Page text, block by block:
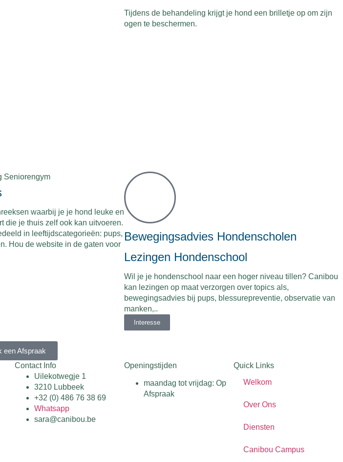
Tijdens de behandeling krijgt je hond een brilletje op om zijn
ogen te beschermen.
Seniorengym
waarbij je je hond leuke en
die je thuis zelf ook kan uitvoeren.
in leeftijdscategorieën: pups,
Hou de website in de gaten voor
Bewegingsadvies Hondenscholen
Lezingen Hondenschool
Wil je je hondenschool naar een hoger niveau tillen? Canibou
kan lezingen op maat verzorgen over topics als,
bewegingsadvies bij pups, blessurepreventie, observatie van
manken,..
Interesse
een Afspraak
Contact Info
Uilekotwegje 1
3210 Lubbeek
+32 (0) 486 76 38 69
Whatsapp
sara@canibou.be
Openingstijden
maandag tot vrijdag: Op
Afspraak
Quick Links
Welkom
Over Ons
Diensten
Canibou Campus